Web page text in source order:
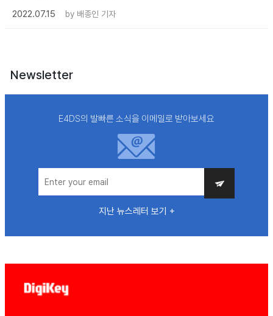
2022.07.15
by 배종인 기자
Newsletter
E4DS의 발빠른 소식을 이메일로 받아보세요
지난 뉴스레터 보기 +